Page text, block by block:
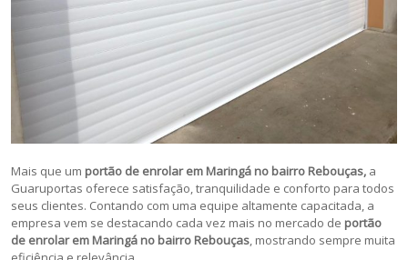
Mais que um portão de enrolar em Maringá no bairro Rebouças, a
Guaruportas oferece satisfação, tranquilidade e conforto para todos
seus clientes. Contando com uma equipe altamente capacitada, a
empresa vem se destacando cada vez mais no mercado de portão
de enrolar em Maringá no bairro Rebouças, mostrando sempre muita